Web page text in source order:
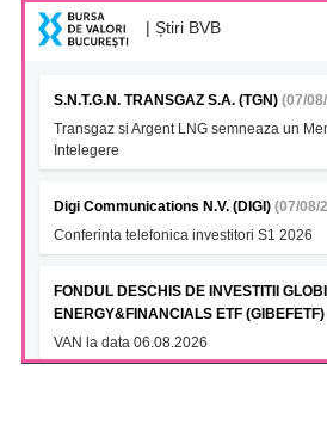
| Știri BVB
S.N.T.G.N. TRANSGAZ S.A. (TGN) (07/
Transgaz si Argent LNG semneaza un
Intelegere
Digi Communications N.V. (DIGI) (07/08/
Conferinta telefonica investitori S1 2026
FONDUL DESCHIS DE INVESTITII
ENERGY&FINANCIALS ETF (GIBEFETF)
VAN la data 06.08.2026